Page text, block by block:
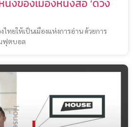
นึ่งของเมืองหนังสือ ‘ดวง
ทยให้เป็นเมืองแห่งการอ่าน ด้วยการ
ฟุตบอล